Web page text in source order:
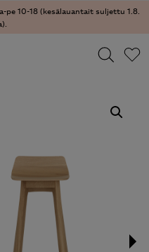
pe 10-18 (kesälauantait suljettu 1.8.